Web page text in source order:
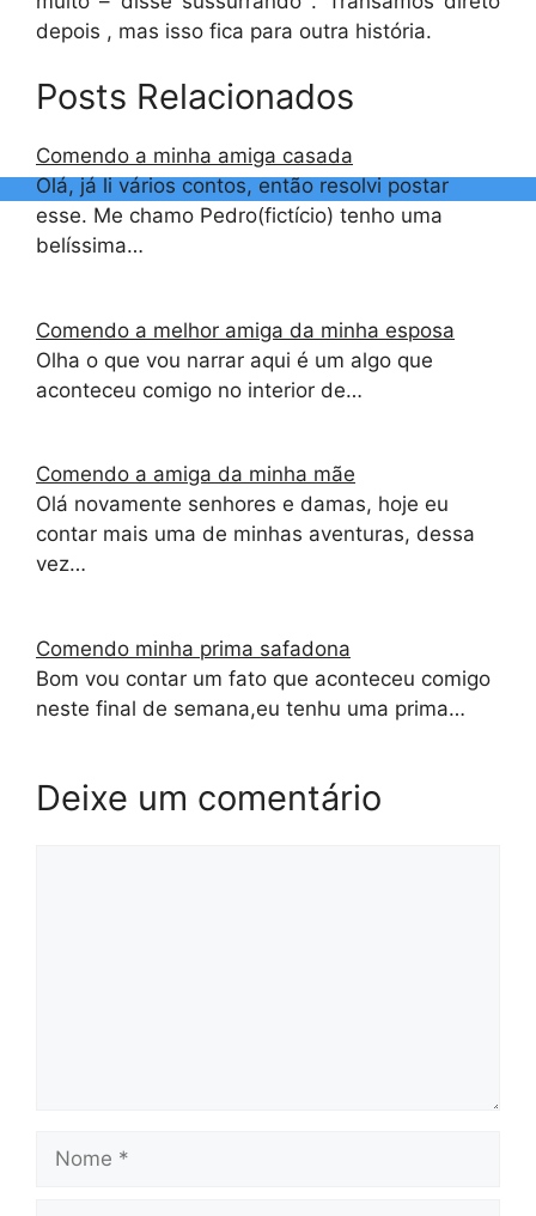
depois , mas isso fica para outra história.
Posts Relacionados
Comendo a minha amiga casada
Olá, já li vários contos, então resolvi postar
esse. Me chamo Pedro(fictício) tenho uma
belíssima…
Comendo a melhor amiga da minha esposa
Olha o que vou narrar aqui é um algo que
aconteceu comigo no interior de…
Comendo a amiga da minha mãe
Olá novamente senhores e damas, hoje eu
contar mais uma de minhas aventuras, dessa
vez…
Comendo minha prima safadona
Bom vou contar um fato que aconteceu comigo
neste final de semana,eu tenhu uma prima…
Deixe um comentário
Nome